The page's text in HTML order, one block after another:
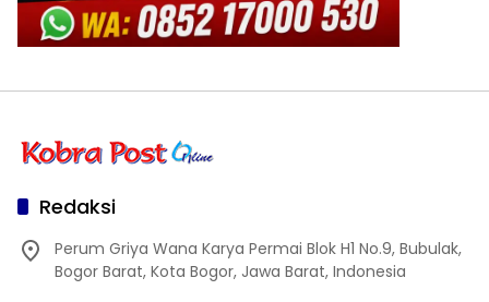
Redaksi
Perum Griya Wana Karya Permai Blok H1 No.9, Bubulak,
Bogor Barat, Kota Bogor, Jawa Barat, Indonesia